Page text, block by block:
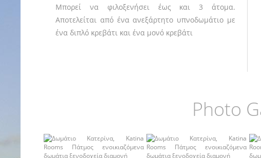
Μπορεί να φιλοξενήσει έως και 3 άτομα.
Αποτελείται από ένα ανεξάρτητο υπνοδωμάτιο με
ένα διπλό κρεβάτι και ένα μονό κρεβάτι
Photo